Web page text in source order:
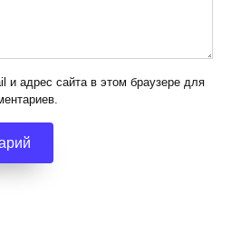
и адрес сайта в этом браузере для